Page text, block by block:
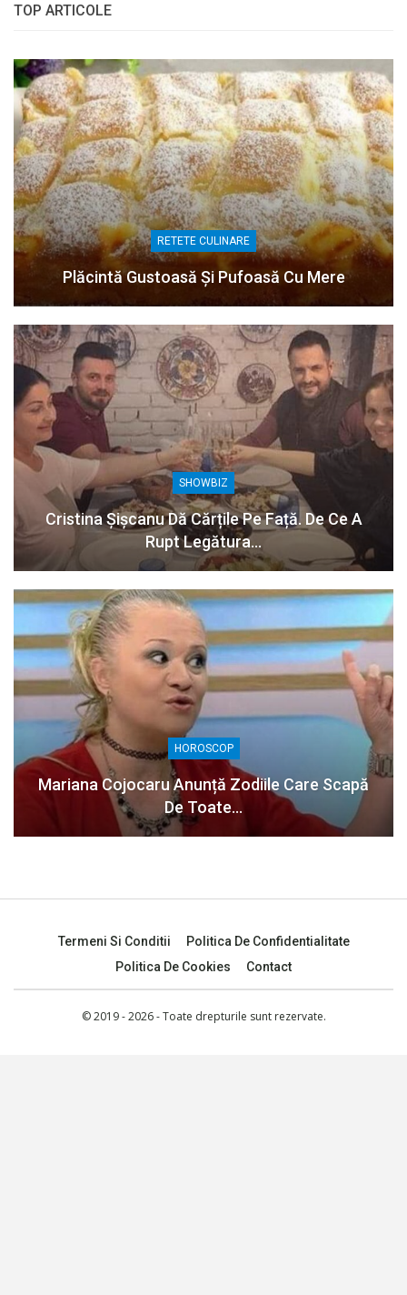
TOP ARTICOLE
RETETE CULINARE
Plăcintă Gustoasă Și Pufoasă Cu Mere
SHOWBIZ
Cristina Șișcanu Dă Cărțile Pe Față. De Ce A
Rupt Legătura…
HOROSCOP
Mariana Cojocaru Anunță Zodiile Care Scapă
De Toate…
Termeni Si Conditii
Politica De Confidentialitate
Politica De Cookies
Contact
© 2019 - 2026 - Toate drepturile sunt rezervate.